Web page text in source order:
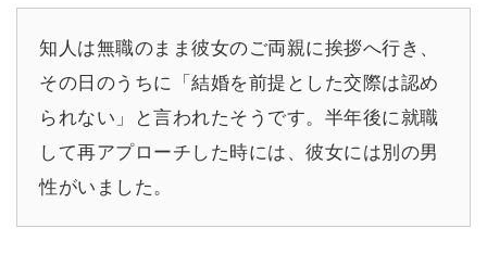
知人は無職のまま彼女のご両親に挨拶へ行き、
その日のうちに「結婚を前提とした交際は認め
られない」と言われたそうです。半年後に就職
して再アプローチした時には、彼女には別の男
性がいました。